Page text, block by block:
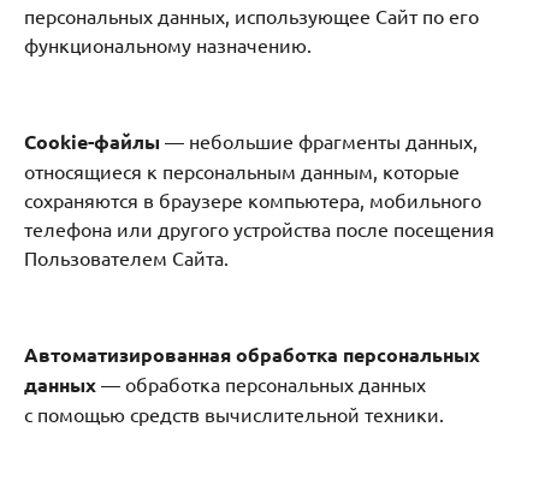
персональных данных, использующее Сайт по его
функциональному назначению.
Cookie-файлы — небольшие фрагменты данных,
относящиеся к персональным данным, которые
сохраняются в браузере компьютера, мобильного
телефона или другого устройства после посещения
Пользователем Сайта.
Автоматизированная обработка персональных
данных — обработка персональных данных
с помощью средств вычислительной техники.